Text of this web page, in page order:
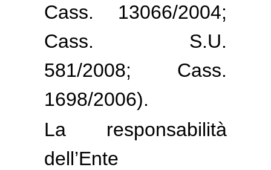
Cass. 13066/2004;
Cass. S.U.
581/2008; Cass.
1698/2006).
La responsabilità
dell’Ente